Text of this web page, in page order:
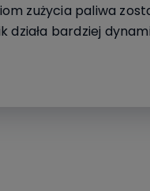
zużycia paliwa
działa bardziej